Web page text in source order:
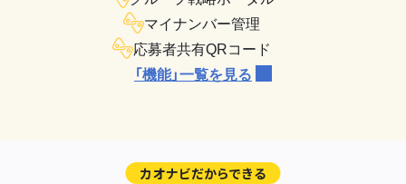
マイナンバー管理
応募者共有QRコード
「機能」一覧を見る
カオナビだからできる